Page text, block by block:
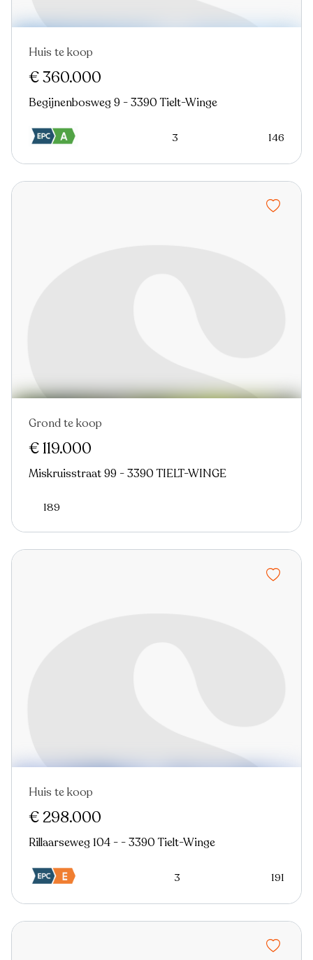
Huis te koop
€ 360.000
Begijnenbosweg 9 - 3390 Tielt-Winge
3 146
Grond te koop
€ 119.000
Miskruisstraat 99 - 3390 TIELT-WINGE
189
Huis te koop
€ 298.000
Rillaarseweg 104 - - 3390 Tielt-Winge
3 191